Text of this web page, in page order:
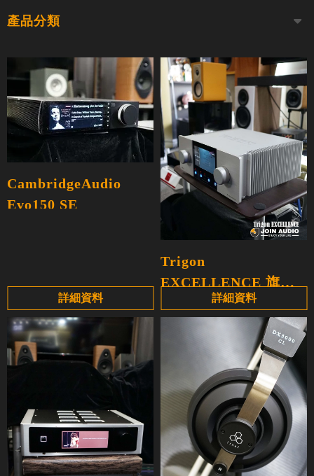
產品分類
CambridgeAudio
Evo150 SE
詳細資料
Trigon
EXCELLENCE 旗艦
綜合擴大機詳細資料